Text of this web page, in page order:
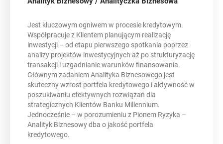
Jest kluczowym ogniwem w procesie kredytowym.
Współpracuje z Klientem planującym realizację
inwestycji – od etapu pierwszego spotkania poprzez
analizy projektów inwestycyjnych aż po strukturyzację
transakcji i uzgadnianie warunków finansowania.
Głównym zadaniem Analityka Biznesowego jest
skuteczny wzrost portfela kredytowego i aktywność w
poszukiwaniu efektywnych rozwiązań dla
strategicznych Klientów Banku Millennium.
Jednocześnie – w porozumieniu z Pionem Ryzyka –
Analityk Biznesowy dba o jakość portfela
kredytowego.